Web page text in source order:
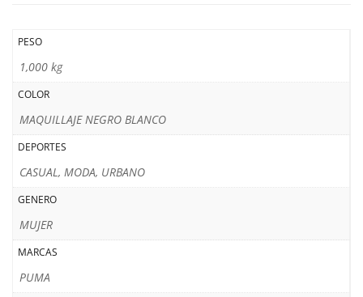
PESO
1,000 kg
COLOR
MAQUILLAJE NEGRO BLANCO
DEPORTES
CASUAL, MODA, URBANO
GENERO
MUJER
MARCAS
PUMA